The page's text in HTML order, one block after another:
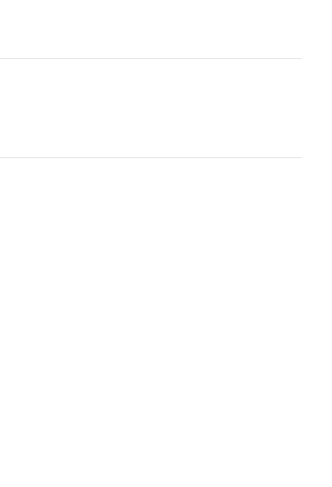
出しを作成したり、ミスリードを誘う見
ト）、野田草履さん（編注：ネット配信
頼らず自分の目で確かめるのって本当に